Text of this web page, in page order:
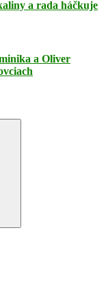
a rada háčkuje
a Oliver